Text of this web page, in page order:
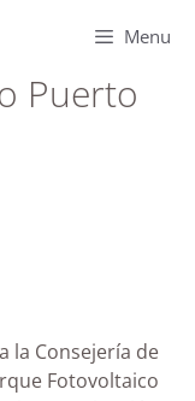
Menu
Puerto
la Consejería de
Fotovoltaico